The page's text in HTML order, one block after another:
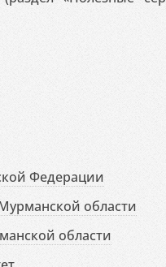
Федерации
области
области